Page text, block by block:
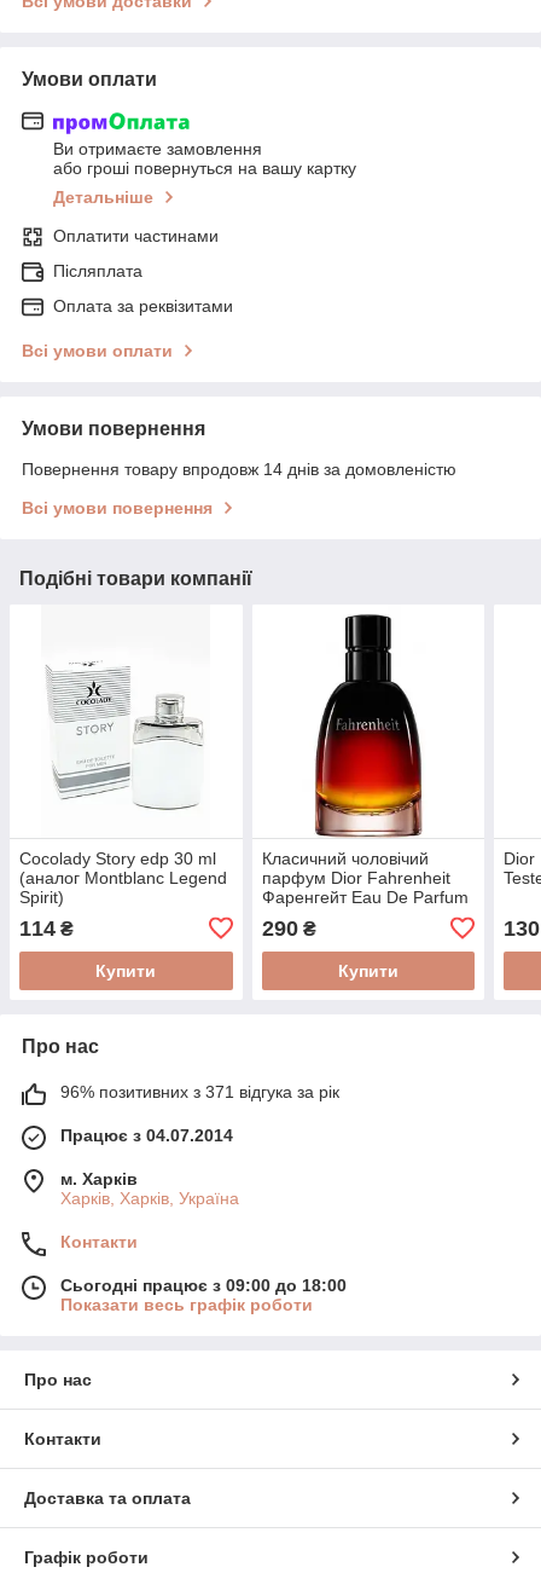
Умови оплати
Ви отримаєте замовлення
або гроші повернуться на вашу картку
Детальніше
Оплатити частинами
Післяплата
Оплата за реквізитами
Всі умови оплати
Умови повернення
Повернення товару впродовж 14 днів за домовленістю
Всі умови повернення
Подібні товари компанії
Cocolady Story edp 30 ml
(аналог Montblanc Legend
Spirit)
114 ₴
Купити
Класичний чоловічий
парфум Dior Fahrenheit
Фаренгейт Eau De Parfum
290₴
Купити
130
Про нас
96% позитивних з 371 відгука за рік
Працює з 04.07.2014
м. Харків
Харків, Харків, Україна
Контакти
Сьогодні працює з 09:00 до 18:00
Показати весь графік роботи
Про нас
Контакти
Доставка та оплата
Графік роботи